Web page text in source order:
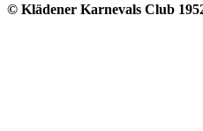
© Klädener Karnevals Club